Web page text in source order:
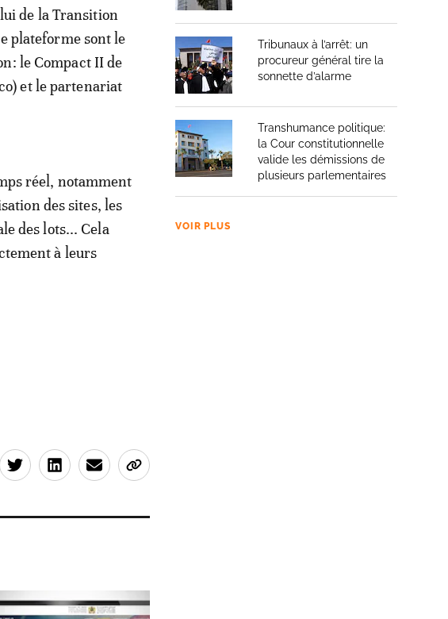
de la Transition
plateforme sont le
le Compact II de
et le partenariat
réel, notamment
des sites, les
des lots... Cela
à leurs
Tribunaux à l’arrêt: un
procureur général tire la
sonnette d’alarme
Transhumance politique:
la Cour constitutionnelle
valide les démissions de
plusieurs parlementaires
VOIR PLUS